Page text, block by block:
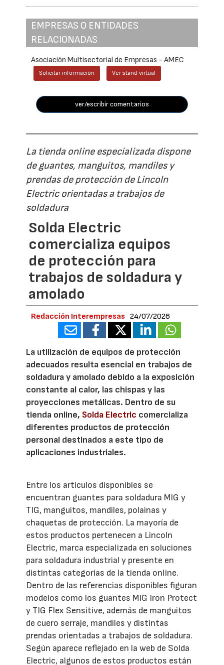
EMPRESAS O ENTIDADES
RELACIONADAS
Asociación Multisectorial de Empresas - AMEC
Solicitar información Ver stand virtual
ver/escribir comentarios
La tienda online especializada dispone
de guantes, manguitos, mandiles y
prendas de protección de Lincoln
Electric orientadas a trabajos de
soldadura
Solda Electric
comercializa equipos
de protección para
trabajos de soldadura y
amolado
Redacción Interempresas 24/07/2026
La utilización de equipos de protección
adecuados resulta esencial en trabajos de
soldadura y amolado debido a la exposición
constante al calor, las chispas y las
proyecciones metálicas. Dentro de su
tienda online, Solda Electric comercializa
diferentes productos de protección
personal destinados a este tipo de
aplicaciones industriales.
Entre los artículos disponibles se
encuentran guantes para soldadura MIG y
TIG, manguitos, mandiles, polainas y
chaquetas de protección. La mayoría de
estos productos pertenecen a Lincoln
Electric, marca especializada en soluciones
para soldadura industrial y presente en
distintas categorías de la tienda online.
Dentro de las referencias disponibles figuran
modelos como los guantes MIG Iron Protect
y TIG Flex Sensitive, además de manguitos
de cuero serraje, mandiles y distintas
prendas orientadas a trabajos de soldadura.
Según aparece reflejado en la web de Solda
Electric, algunos de estos productos están